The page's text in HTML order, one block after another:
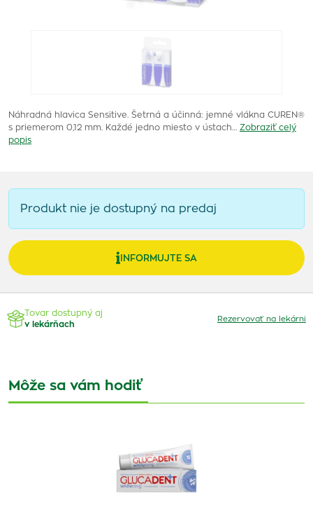
Náhradná hlavica Sensitive. Šetrná a účinná: jemné vlákna CUREN®
s priemerom 0,12 mm. Každé jedno miesto v ústach…
Zobraziť celý
popis
Produkt nie je dostupný na predaj
INFORMUJTE SA
Tovar dostupný aj
v lekárňach
Rezervovať na lekárni
Môže sa vám hodiť